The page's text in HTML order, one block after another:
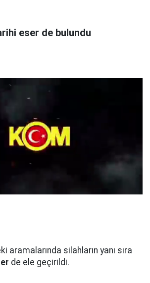
eser de bulundu
aramalarında silahların yanı sıra
de ele geçirildi.